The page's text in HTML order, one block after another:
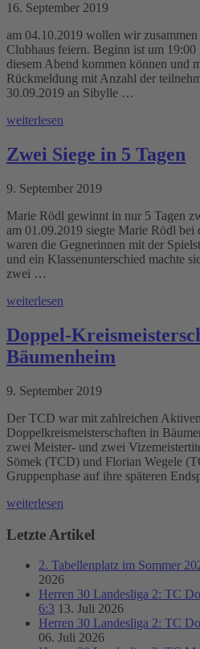
16. September 2019
am 04.10.2019 wollen wir zusammen
Clubhaus feiern. Beginn ist um
diesem Abend kommen können und
Rückmeldung mit Anzahl der
30.09.2019 an Sibylle …
weiterlesen
Zwei Siege in 5 Tagen
9. September 2019
Marie Rödl gewinnt in nur 5 Tagen
am 01.09.2019 siegte Marie Rödl bei
waren die Gegnerinnen mit der
und ein Klassenunterschied machte
zwei …
weiterlesen
Doppel-
Bäumenheim
9. September 2019
Der TCD war mit zahlreichen
Doppelkreismeisterschaften in
zwei Meister- und zwei
Sömek (TCD) und Florian Wegele
Gruppenphase auf ihre späteren
weiterlesen
Letzte Artikel
2. Tabellenplatz im Sommer
2026
Herren 30 Landesliga 2: TC
6:3 13. Juli 2026
Herren 30 Landesliga 2: TC
06. Juli 2026